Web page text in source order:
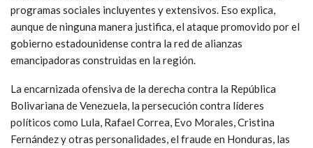
programas sociales incluyentes y extensivos. Eso explica,
aunque de ninguna manera justifica, el ataque promovido por el
gobierno estadounidense contra la red de alianzas
emancipadoras construidas en la región.
La encarnizada ofensiva de la derecha contra la República
Bolivariana de Venezuela, la persecución contra líderes
políticos como Lula, Rafael Correa, Evo Morales, Cristina
Fernández y otras personalidades, el fraude en Honduras, las